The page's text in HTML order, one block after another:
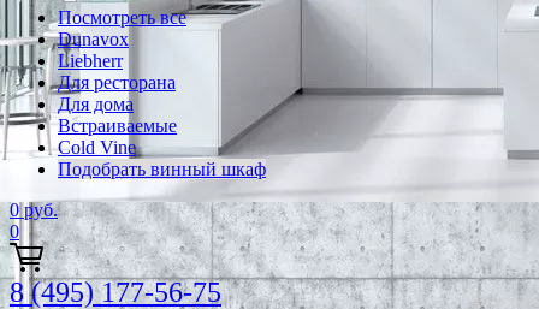
Посмотреть все
Dunavox
Liebherr
Для ресторана
Для дома
Встраиваемые
Cold Vine
Подобрать винный шкаф
0 руб.
0
8 (495) 177-56-75